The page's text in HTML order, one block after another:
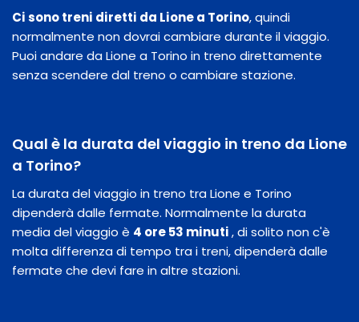
Ci sono treni diretti da Lione a Torino, quindi
normalmente non dovrai cambiare durante il viaggio.
Puoi andare da Lione a Torino in treno direttamente
senza scendere dal treno o cambiare stazione.
Qual è la durata del viaggio in treno da Lione
a Torino?
La durata del viaggio in treno tra Lione e Torino
dipenderà dalle fermate. Normalmente la durata
media del viaggio è 4 ore 53 minuti, di solito non c'è
molta differenza di tempo tra i treni, dipenderà dalle
fermate che devi fare in altre stazioni.